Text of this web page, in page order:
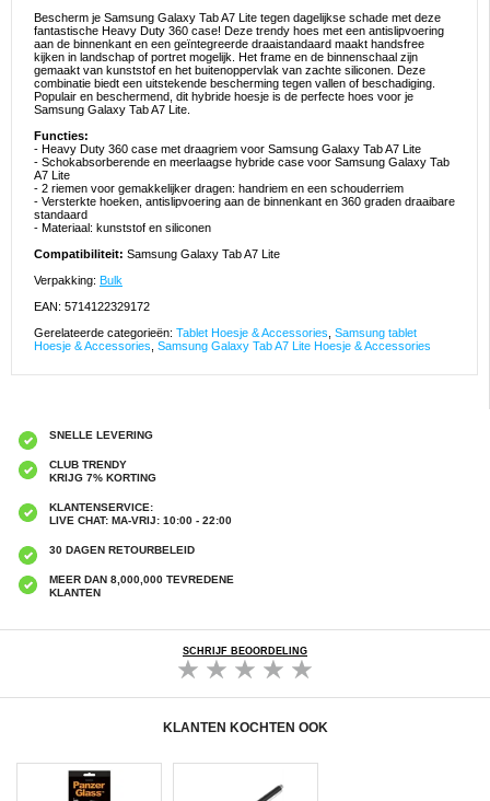
Bescherm je Samsung Galaxy Tab A7 Lite tegen dagelijkse schade met deze
fantastische Heavy Duty 360 case! Deze trendy hoes met een antislipvoering
aan de binnenkant en een geïntegreerde draaistandaard maakt handsfree
kijken in landschap of portret mogelijk. Het frame en de binnenschaal zijn
gemaakt van kunststof en het buitenoppervlak van zachte siliconen. Deze
combinatie biedt een uitstekende bescherming tegen vallen of beschadiging.
Populair en beschermend, dit hybride hoesje is de perfecte hoes voor je
Samsung Galaxy Tab A7 Lite.
Functies:
- Heavy Duty 360 case met draagriem voor Samsung Galaxy Tab A7 Lite
- Schokabsorberende en meerlaagse hybride case voor Samsung Galaxy Tab
A7 Lite
- 2 riemen voor gemakkelijker dragen: handriem en een schouderriem
- Versterkte hoeken, antislipvoering aan de binnenkant en 360 graden draaibare
standaard
- Materiaal: kunststof en siliconen
Compatibiliteit: Samsung Galaxy Tab A7 Lite
Verpakking: Bulk
EAN: 5714122329172
Gerelateerde categorieën: Tablet Hoesje & Accessories Samsung tablet
Hoesje & Accessories Samsung Galaxy Tab A7 Lite Hoesje & Accessories
SNELLE LEVERING
CLUB TRENDY
KRIJG 7% KORTING
KLANTENSERVICE:
LIVE CHAT: MA-VRIJ: 10:00 - 22:00
30 DAGEN RETOURBELEID
MEER DAN 8,000,000 TEVREDENE
KLANTEN
SCHRIJF BEOORDELING
KLANTEN KOCHTEN OOK